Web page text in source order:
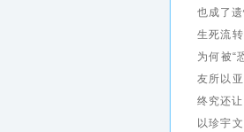
也成了
生死流
为何被“
友所以
终究还
以珍宇